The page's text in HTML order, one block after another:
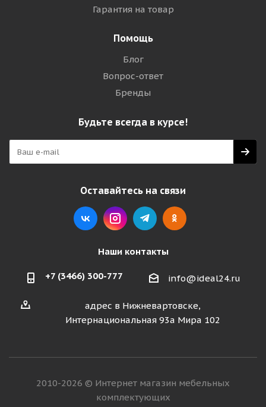
Гарантия на товар
Помощь
Блог
Вопрос-ответ
Бренды
Будьте всегда в курсе!
Оставайтесь на связи
Наши контакты
+7 (3466) 300-777 info@ideal24.ru
адрес в Нижневартовске,
Интернациональная 93а Мира 102
2010-2026 © Интернет магазин мебельных
комплектующих